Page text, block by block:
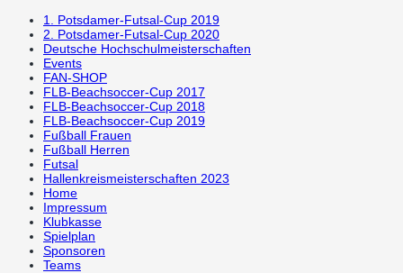
1. Potsdamer-Futsal-Cup 2019
2. Potsdamer-Futsal-Cup 2020
Deutsche Hochschulmeisterschaften
Events
FAN-SHOP
FLB-Beachsoccer-Cup 2017
FLB-Beachsoccer-Cup 2018
FLB-Beachsoccer-Cup 2019
Fußball Frauen
Fußball Herren
Futsal
Hallenkreismeisterschaften 2023
Home
Impressum
Klubkasse
Spielplan
Sponsoren
Teams